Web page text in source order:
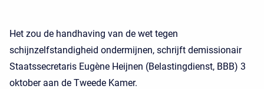
Het zou de handhaving van de wet tegen
schijnzelfstandigheid ondermijnen, schrijft demissionair
Staatssecretaris Eugène Heijnen (Belastingdienst, BBB) 3
oktober aan de Tweede Kamer.